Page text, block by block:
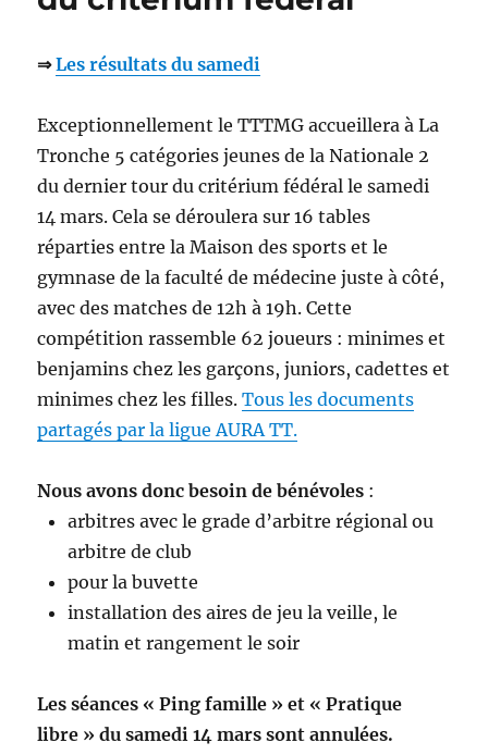
⇒Les résultats du samedi
Exceptionnellement le TTTMG accueillera à La
Tronche 5 catégories jeunes de la Nationale 2
du dernier tour du critérium fédéral le samedi
14 mars. Cela se déroulera sur 16 tables
réparties entre la Maison des sports et le
gymnase de la faculté de médecine juste à côté,
avec des matches de 12h à 19h. Cette
compétition rassemble 62 joueurs : minimes et
benjamins chez les garçons, juniors, cadettes et
minimes chez les filles.Tous les documents
partagés par la ligue AURA TT.
Nous avons donc besoin de bénévoles :
arbitres avec le grade d’arbitre régional ou
arbitre de club
pour la buvette
installation des aires de jeu la veille, le
matin et rangement le soir
Les séances « Ping famille » et « Pratique
libre » du samedi 14 mars sont annulées.